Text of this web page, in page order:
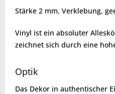
Stärke 2 mm, Verklebung,
Vinyl ist ein absoluter
zeichnet sich durch eine
Optik
Das Dekor in authentischer